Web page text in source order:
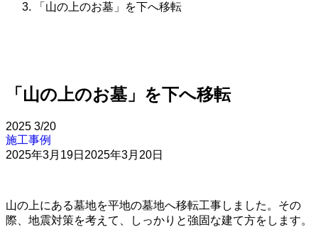
「山の上のお墓」を下へ移転
「山の上のお墓」を下へ移転
2025 3/20
施工事例
2025年3月19日 2025年3月20日
山の上にある墓地を平地の墓地へ移転工事しました。その
際、地震対策を考えて、しっかりと強固な建て方をします。